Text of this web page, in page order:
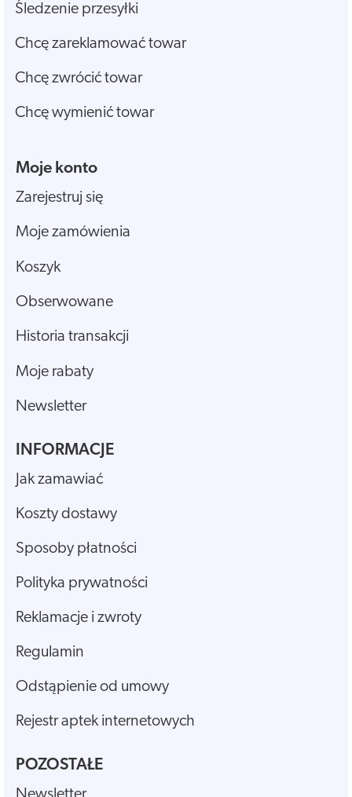
Śledzenie przesyłki
Chcę zareklamować towar
Chcę zwrócić towar
Chcę wymienić towar
Moje konto
Zarejestruj się
Moje zamówienia
Koszyk
Obserwowane
Historia transakcji
Moje rabaty
Newsletter
INFORMACJE
Jak zamawiać
Koszty dostawy
Sposoby płatności
Polityka prywatności
Reklamacje i zwroty
Regulamin
Odstąpienie od umowy
Rejestr aptek internetowych
POZOSTAŁE